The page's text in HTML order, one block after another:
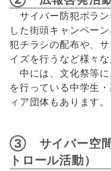
サイバー防犯ボラ
した街頭キャンペー
犯チラシの配布や、
イズを行うなど様々
中には、文化祭等に
を行っている中学生
ィア団体もあります。
③ サイバー空間
トロール活動）